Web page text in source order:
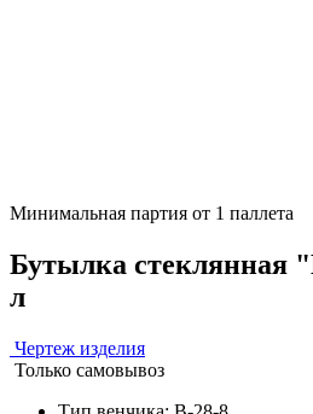
Минимальная партия от 1 паллета
Бутылка стеклянная
л
Чертеж изделия
Только самовывоз